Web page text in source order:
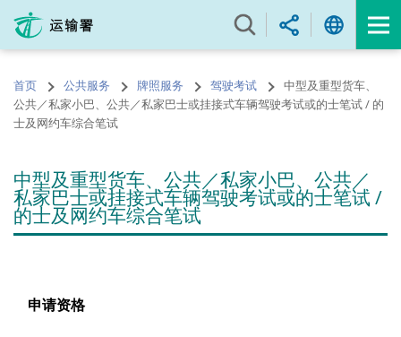
内
的
开
始
首页 公共服务 牌照服务 驾驶考试
中型及重型货车、
公共／私家小巴、公共／私家巴士或挂接式车辆驾驶考试或的士笔试 / 的
士及网约车综合笔试
中型及重型货车、公共／私家小巴、公共／
私家巴士或挂接式车辆驾驶考试或的士笔试 /
的士及网约车综合笔试
申请资格